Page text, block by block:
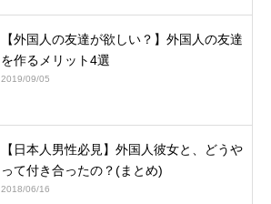
【外国人の友達が欲しい？】外国人の友達
を作るメリット4選
2019/09/05
【日本人男性必見】外国人彼女と、どうや
って付き合ったの？(まとめ)
2018/06/16